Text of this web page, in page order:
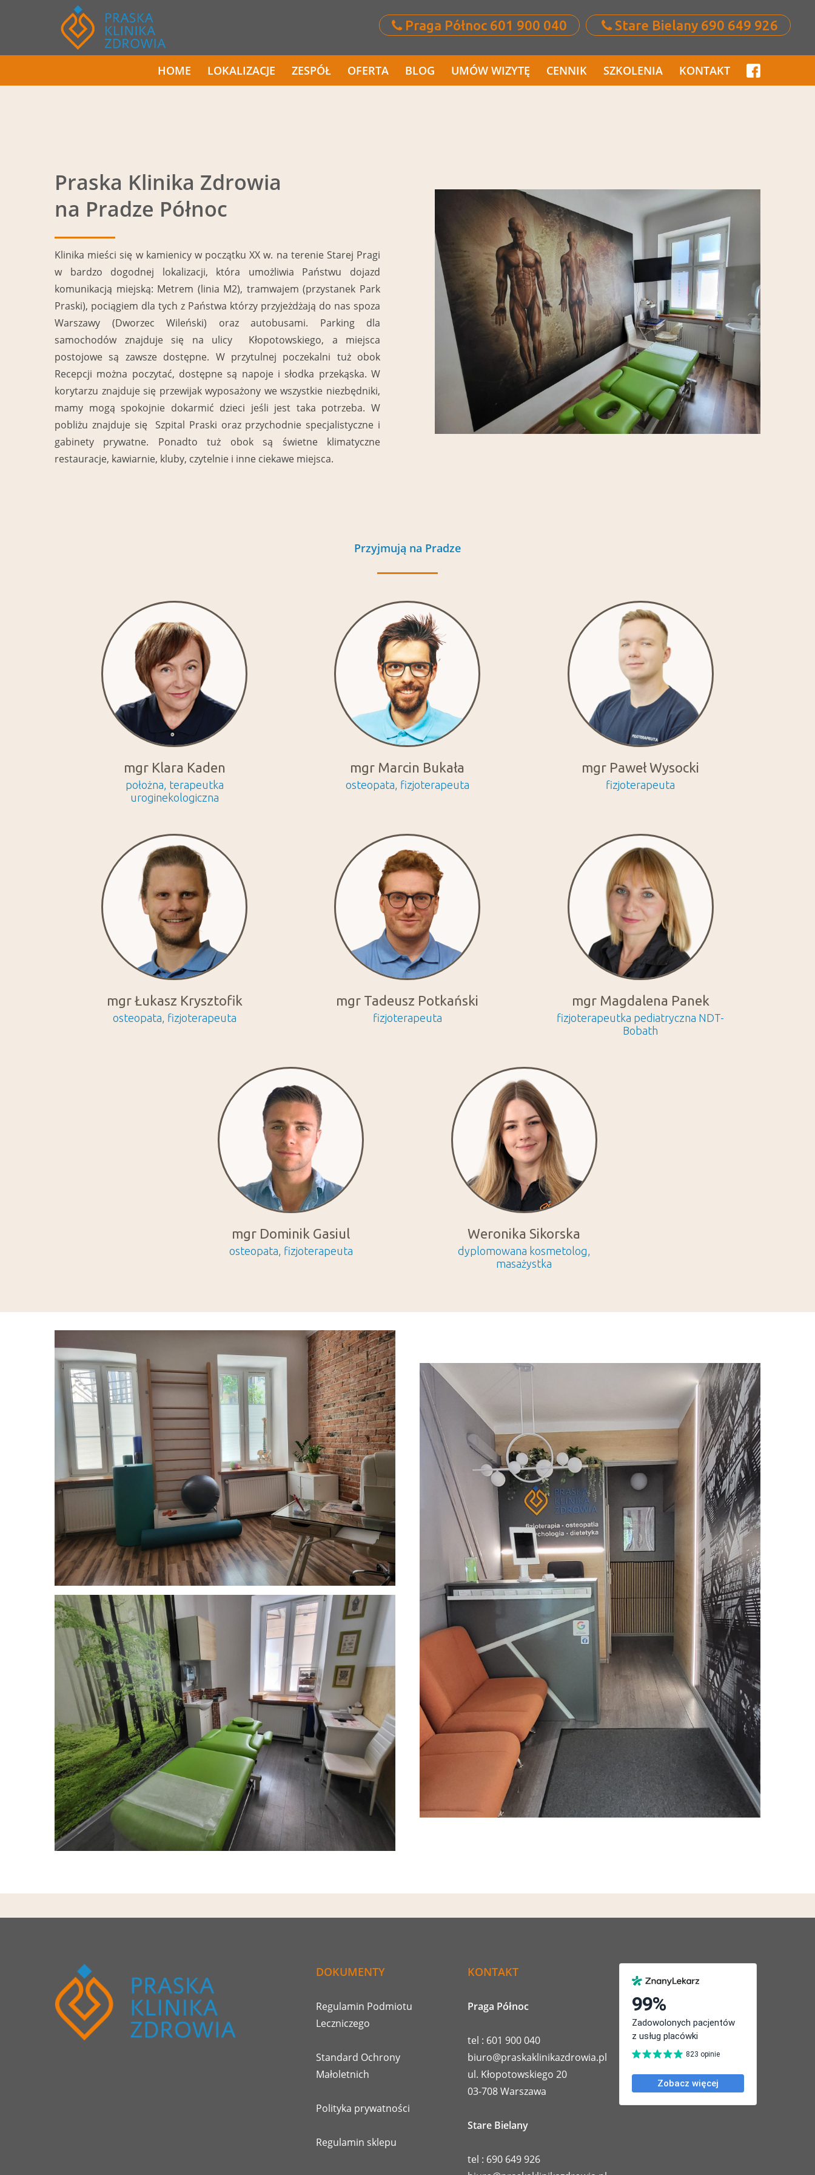
content
Praga Północ 601 900 040 Stare Bielany 690 649 926
HOME LOKALIZACJE ZESPÓŁ OFERTA BLOG UMÓW WIZYTĘ CENNIK SZKOLENIA KONTAKT
Praska Klinika Zdrowia
na Pradze Północ
Klinika mieści się w kamienicy w początku XX w. na terenie Starej Pragi
w bardzo dogodnej lokalizacji, która umożliwia Państwu dojazd
komunikacją miejską: Metrem (linia M2), tramwajem (przystanek Park
Praski), pociągiem dla tych z Państwa którzy przyjeżdżają do nas spoza
Warszawy (Dworzec Wileński) oraz autobusami. Parking dla
samochodów znajduje się na ulicy Kłopotowskiego, a miejsca
postojowe są zawsze dostępne. W przytulnej poczekalni tuż obok
Recepcji można poczytać, dostępne są napoje i słodka przekąska. W
korytarzu znajduje się przewijak wyposażony we wszystkie niezbędniki,
mamy mogą spokojnie dokarmić dzieci jeśli jest taka potrzeba. W
pobliżu znajduje się Szpital Praski oraz przychodnie specjalistyczne i
gabinety prywatne. Ponadto tuż obok są świetne klimatyczne
restauracje, kawiarnie, kluby, czytelnie i inne ciekawe miejsca.
Przyjmują na Pradze
mgr Klara Kaden
położna, terapeutka
uroginekologiczna
mgr Marcin Bukała
osteopata, fizjoterapeuta
mgr Paweł Wysocki
fizjoterapeuta
mgr Łukasz Krysztofik
osteopata, fizjoterapeuta
mgr Tadeusz Potkański
fizjoterapeuta
mgr Magdalena Panek
fizjoterapeutka pediatryczna NDT-
Bobath
mgr Dominik Gasiul
osteopata, fizjoterapeuta
Weronika Sikorska
dyplomowana kosmetolog,
masażystka
DOKUMENTY
Regulamin Podmiotu
Leczniczego
Standard Ochrony
Małoletnich
Polityka prywatności
Regulamin sklepu
KONTAKT
Praga Północ
tel : 601 900 040
biuro@praskaklinikazdrowia.pl
ul. Kłopotowskiego 20
03-708 Warszawa
Stare Bielany
tel : 690 649 926